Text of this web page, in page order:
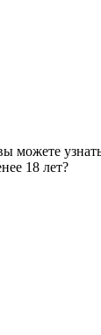
можете
18 лет?